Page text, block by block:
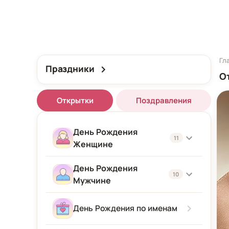
Праздники
Открытки Поздравления
День Рождения
Женщине
11
Женщине
Подруге
Девушке
День Рождения
Мужчине
10
Мужчине
День Рождения по именам